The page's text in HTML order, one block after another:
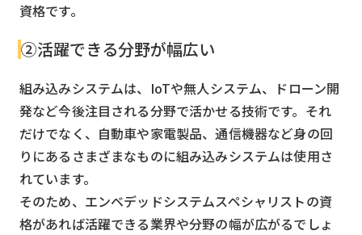
資格です。
②活躍できる分野が幅広い
組み込みシステムは、IoTや無人システム、ドローン開
発など今後注目される分野で活かせる技術です。それ
だけでなく、自動車や家電製品、通信機器など身の回
りにあるさまざまなものに組み込みシステムは使用さ
れています。
そのため、エンベデッドシステムスペシャリストの資
格があれば活躍できる業界や分野の幅が広がるでしょ